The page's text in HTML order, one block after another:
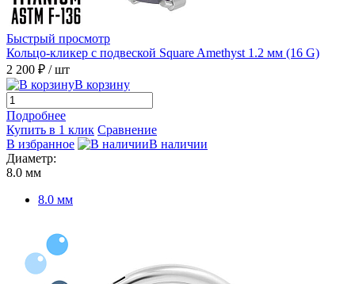
Быстрый просмотр
Кольцо-кликер с подвеской Square Amethyst 1.2 мм (16 G)
2 200 ₽ / шт
В корзину
Подробнее
Купить в 1 клик Сравнение
В избранное
В наличии
Диаметр:
8.0 мм
8.0 мм